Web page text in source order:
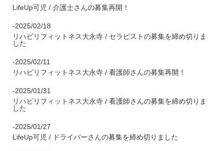
LifeUp可児 / 介護士さんの募集再開！
-2025/02/18
リハビリフィットネス大永寺 / セラピストの募集を締め切りま
した
-2025/02/11
リハビリフィットネス大永寺 / 看護師さんの募集再開！
-2025/01/31
リハビリフィットネス大永寺 / 看護師さんの募集を締め切りま
した
-2025/01/27
LifeUp可児 / ドライバーさんの募集を締め切りました